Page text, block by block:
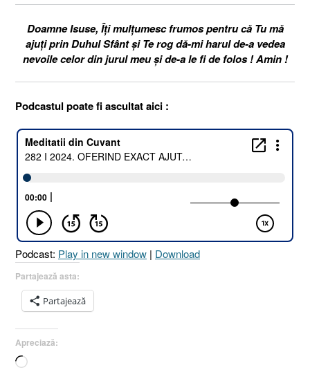
Doamne Isuse, Îți mulțumesc frumos pentru că Tu mă
ajuți prin Duhul Sfânt și Te rog dă-mi harul de-a vedea
nevoile celor din jurul meu și de-a le fi de folos ! Amin !
Podcastul poate fi ascultat aici :
Podcast: Play in new window | Download
Partajează asta:
Partajează
Apreciază:
Încarc...